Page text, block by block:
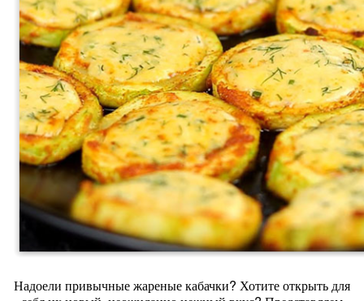
Надоели привычные жареные кабачки? Хотите открыть для